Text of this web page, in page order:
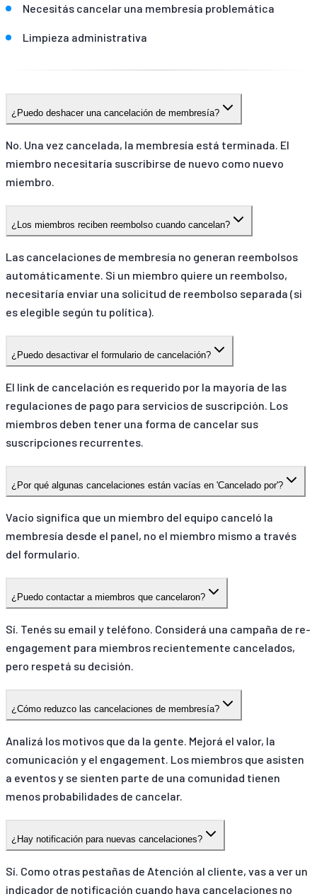
Necesitás cancelar una membresía problemática
Limpieza administrativa
¿Puedo deshacer una cancelación de membresía?
No. Una vez cancelada, la membresía está terminada. El
miembro necesitaría suscribirse de nuevo como nuevo
miembro.
¿Los miembros reciben reembolso cuando cancelan?
Las cancelaciones de membresía no generan reembolsos
automáticamente. Si un miembro quiere un reembolso,
necesitaría enviar una solicitud de reembolso separada (si
es elegible según tu política).
¿Puedo desactivar el formulario de cancelación?
El link de cancelación es requerido por la mayoría de las
regulaciones de pago para servicios de suscripción. Los
miembros deben tener una forma de cancelar sus
suscripciones recurrentes.
¿Por qué algunas cancelaciones están vacías en 'Cancelado por'?
Vacío significa que un miembro del equipo canceló la
membresía desde el panel, no el miembro mismo a través
del formulario.
¿Puedo contactar a miembros que cancelaron?
Sí. Tenés su email y teléfono. Considerá una campaña de re-
engagement para miembros recientemente cancelados,
pero respetá su decisión.
¿Cómo reduzco las cancelaciones de membresía?
Analizá los motivos que da la gente. Mejorá el valor, la
comunicación y el engagement. Los miembros que asisten
a eventos y se sienten parte de una comunidad tienen
menos probabilidades de cancelar.
¿Hay notificación para nuevas cancelaciones?
Sí. Como otras pestañas de Atención al cliente, vas a ver un
indicador de notificación cuando haya cancelaciones no